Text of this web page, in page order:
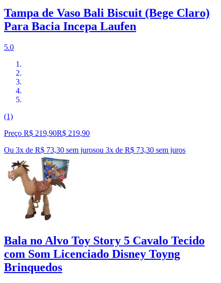
Tampa de Vaso Bali Biscuit (Bege Claro)
Para Bacia Incepa Laufen
5.0
(1)
Preço R$ 219,90R$ 219,90
Ou 3x de R$ 73,30 sem jurosou 3x de R$ 73,30 sem juros
Bala no Alvo Toy Story 5 Cavalo Tecido
com Som Licenciado Disney Toyng
Brinquedos